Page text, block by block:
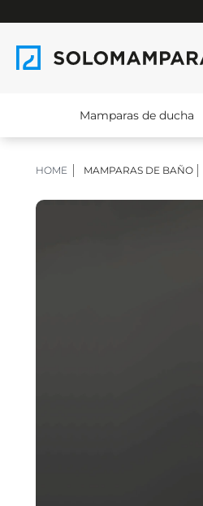
Mamparas de ducha
HOME MAMPARAS DE BAÑO